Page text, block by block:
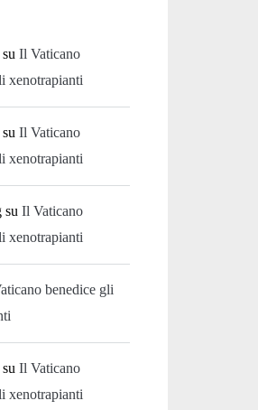
suIl Vaticano
xenotrapianti
suIl Vaticano
xenotrapianti
suIl Vaticano
xenotrapianti
benedice gli
suIl Vaticano
xenotrapianti